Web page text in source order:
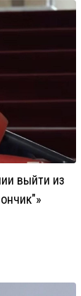
выйти из